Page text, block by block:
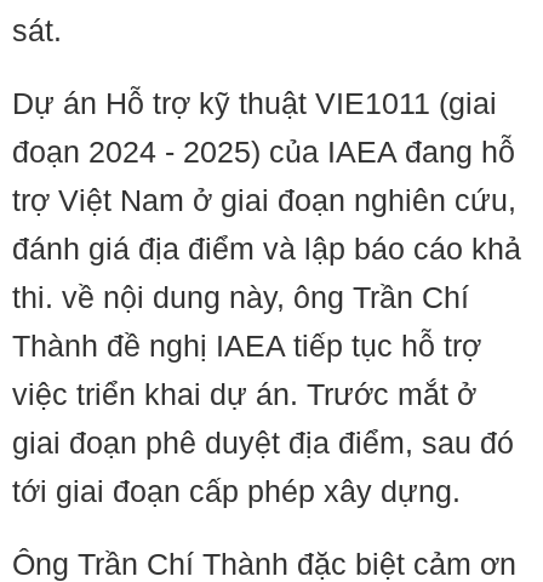
sát.
Dự án Hỗ trợ kỹ thuật VIE1011 (giai
đoạn 2024 - 2025) của IAEA đang hỗ
trợ Việt Nam ở giai đoạn nghiên cứu,
đánh giá địa điểm và lập báo cáo khả
thi. về nội dung này, ông Trần Chí
Thành đề nghị IAEA tiếp tục hỗ trợ
việc triển khai dự án. Trước mắt ở
giai đoạn phê duyệt địa điểm, sau đó
tới giai đoạn cấp phép xây dựng.
Ông Trần Chí Thành đặc biệt cảm ơn